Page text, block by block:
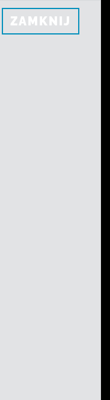
ZAMKNIJ